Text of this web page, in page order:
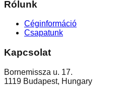
Rólunk
Céginformáció
Csapatunk
Kapcsolat
Bornemissza u. 17.
1119 Budapest, Hungary